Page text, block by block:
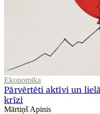
Ekonomika
Pārvērtēti aktīvi un
krīzi
Mārtiņš Apinis